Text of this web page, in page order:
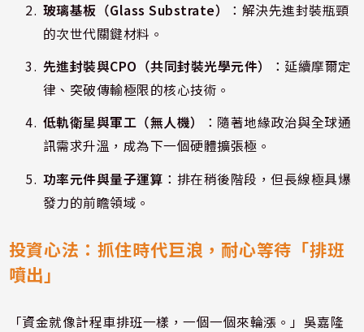
玻璃基板（Glass Substrate）
：解決先進封裝瓶頸
的次世代關鍵材料。
先進封裝與CPO（共同封裝光學元件）
：延續摩爾定
律、突破傳輸極限的核心技術。
低軌衛星與軍工（無人機）
：隨著地緣政治與全球通
訊需求升溫，成為下一個硬體擴張極。
功率元件與量子運算 ：排在稍後階段，但長線極具爆
發力的前瞻領域。
投資心法：抓住時代巨浪，耐心等待「排班
噴出」
「資金就像計程車排班一樣，一個一個來輪漲。」吳嘉隆